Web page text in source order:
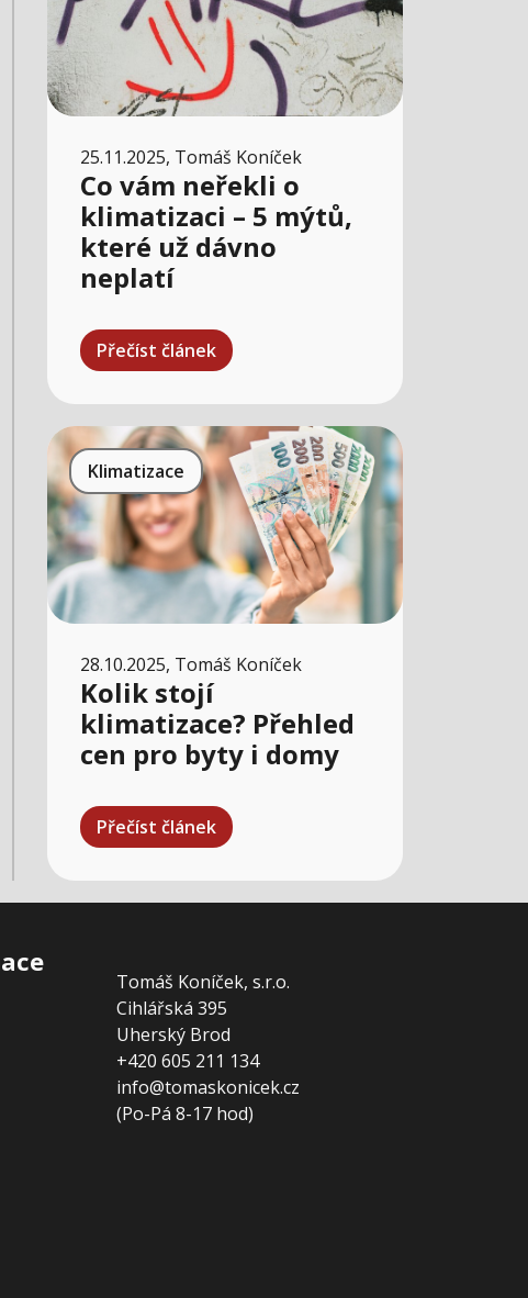
25.11.2025, Tomáš Koníček
Co vám neřekli o
klimatizaci – 5 mýtů,
které už dávno
neplatí
Přečíst článek
Klimatizace
28.10.2025, Tomáš Koníček
Kolik stojí
klimatizace? Přehled
cen pro byty i domy
Přečíst článek
Tomáš Koníček, s.r.o.
Cihlářská 395
Uherský Brod
+420 605 211 134
info@tomaskonicek.cz
(Po-Pá 8-17 hod)